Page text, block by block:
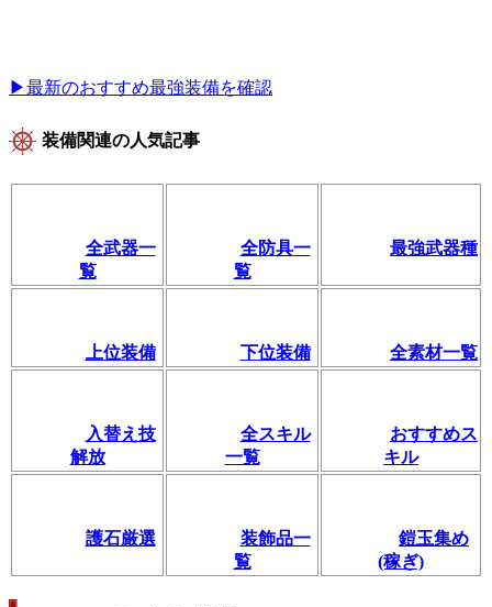
▶最新のおすすめ最強装備を確認
装備関連の人気記事
全武器一
覧
全防具一
覧
最強武器種
上位装備 下位装備 全素材一覧
入替え技
解放
全スキル
一覧
おすすめス
キル
護石厳選
装飾品一
覧
鎧玉集め
(稼ぎ)